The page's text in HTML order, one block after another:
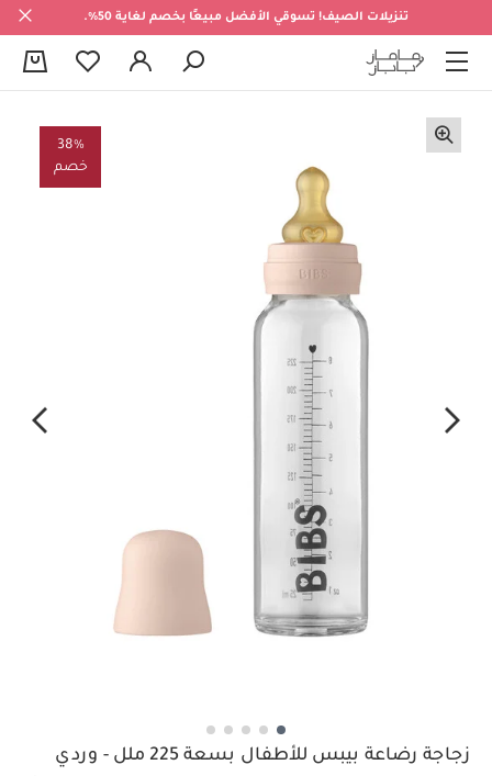
تنزيلات الصيف! تسوقي الأفضل مبيعًا بخصم لغاية 50%.
38%
خصم
زجاجة رضاعة بيبس للأطفال بسعة 225 ملل - وردي